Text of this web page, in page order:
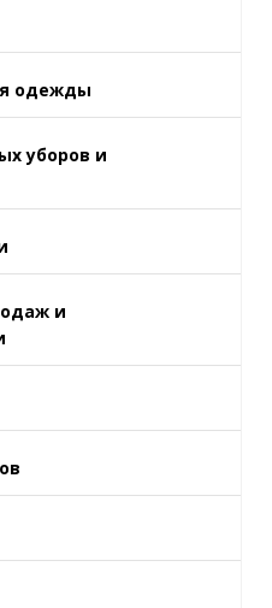
одежды
уборов и
и